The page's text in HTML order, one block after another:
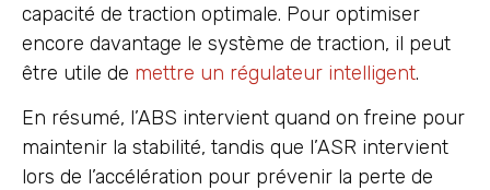
capacité de traction optimale. Pour optimiser
encore davantage le système de traction, il peut
être utile de mettre un régulateur intelligent.
En résumé, l’ABS intervient quand on freine pour
maintenir la stabilité, tandis que l’ASR intervient
lors de l’accélération pour prévenir la perte de